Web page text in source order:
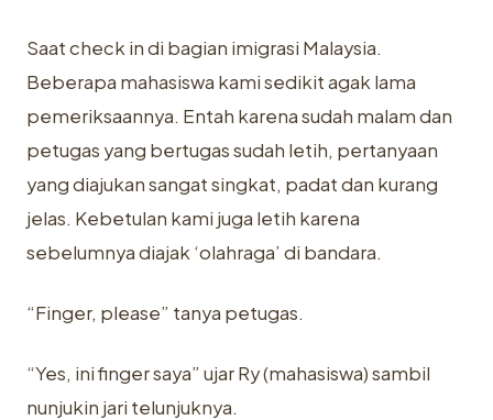
Saat check in di bagian imigrasi Malaysia.
Beberapa mahasiswa kami sedikit agak lama
pemeriksaannya. Entah karena sudah malam dan
petugas yang bertugas sudah letih, pertanyaan
yang diajukan sangat singkat, padat dan kurang
jelas. Kebetulan kami juga letih karena
sebelumnya diajak ‘olahraga’ di bandara.
“Finger, please” tanya petugas.
“Yes, ini finger saya” ujar Ry (mahasiswa) sambil
nunjukin jari telunjuknya.